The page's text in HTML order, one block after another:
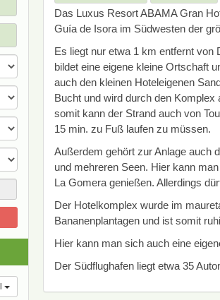
Das Luxus Resort ABAMA Gran
Guía de Isora im Südwesten der
Es liegt nur etwa 1 km entfernt von
bildet eine eigene kleine Ortschaft
auch den kleinen Hoteleigenen
Bucht und wird durch den
somit kann der Strand auch von
15 min. zu Fuß laufen zu müssen.
Außerdem gehört zur Anlage auch
und mehreren Seen. Hier kann
La Gomera genießen. Allerdings
Der Hotelkomplex wurde im
Bananenplantagen und ist somit
Hier kann man sich auch eine
Der Südflughafen liegt etwa 35